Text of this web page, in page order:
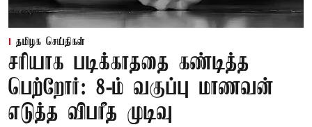
தமிழக செய்திகள்
சரியாக படிக்காததை கண்டித்த
பெற்றோர்: 8-ம் வகுப்பு மாணவன்
எடுத்த விபரீத முடிவு